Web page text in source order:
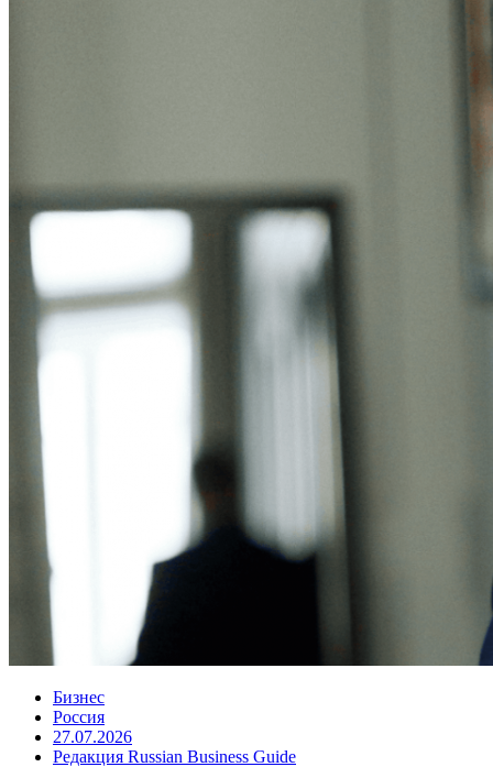
Бизнес
Россия
27.07.2026
Редакция Russian Business Guide